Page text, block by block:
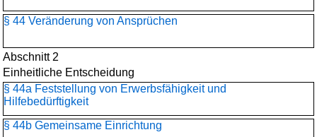
§ 44 Veränderung von Ansprüchen
Abschnitt 2
Einheitliche Entscheidung
§ 44a Feststellung von Erwerbsfähigkeit und
Hilfebedürftigkeit
§ 44b Gemeinsame Einrichtung